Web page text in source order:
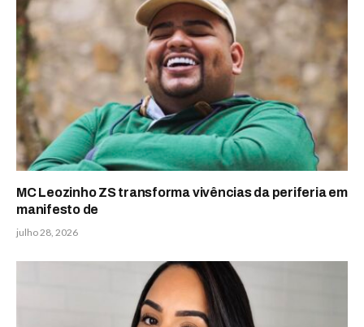
MC Leozinho ZS transforma vivências da periferia em
manifesto de
julho 28, 2026